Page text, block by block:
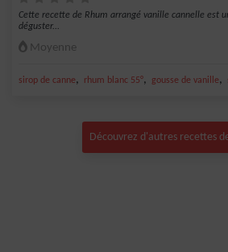
Cette recette de Rhum arrangé vanille cannelle est
déguster...
Moyenne
sirop de canne, rhum blanc 55°, gousse de vanille,
Découvrez d'autres recettes